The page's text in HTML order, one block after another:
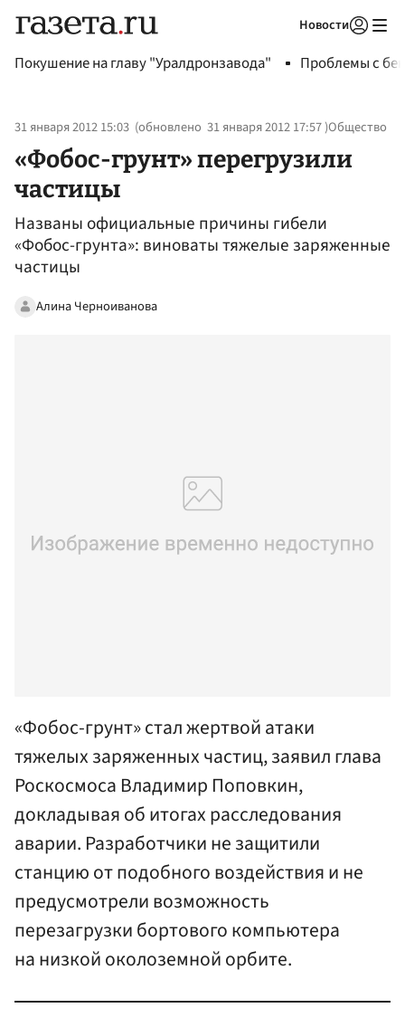
Новости
Покушение на главу "Уралдронзавода" Проблемы с
31 января 2012 15:03 (обновлено 31 января 2012 17:57)Общество
«Фобос-грунт» перегрузили
частицы
Названы официальные причины гибели
«Фобос-грунта»: виноваты тяжелые заряженные
частицы
Алина Черноиванова
«Фобос-грунт» стал жертвой атаки
тяжелых заряженных частиц, заявил глава
Роскосмоса Владимир Поповкин,
докладывая об итогах расследования
аварии. Разработчики не защитили
станцию от подобного воздействия и не
предусмотрели возможность
перезагрузки бортового компьютера
на низкой околоземной орбите.